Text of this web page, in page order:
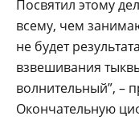
Посвятил этому
всему, чем
не будет
взвешивания
волнительный”, –
Окончательную